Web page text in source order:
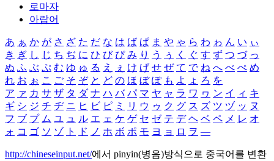
로마자
아랍어
あ ぁ か が さ ざ た だ な は ば ぱ ま や ゃ ら わ ゎ ん い ぃ
き ぎ し じ ち ぢ に ひ び ぴ み り う ぅ く ぐ す ず つ づ っ
ぬ ふ ぶ ぷ む ゆ ゅ る え ぇ け げ せ ぜ て で ね へ べ ぺ め
れ お ぉ こ ご そ ぞ と ど の ほ ぼ ぽ も よ ょ ろ を
ア ァ カ サ ザ タ ダ ナ ハ バ パ マ ヤ ャ ラ ワ ヮ ン イ ィ キ
ギ シ ジ チ ヂ ニ ヒ ビ ピ ミ リ ウ ゥ ク グ ス ズ ツ ヅ ッ ヌ
フ ブ プ ム ユ ュ ル エ ェ ケ ゲ セ ゼ テ デ ヘ ベ ペ メ レ オ
ォ コ ゴ ソ ゾ ト ド ノ ホ ボ ポ モ ヨ ョ ロ ヲ ―
http://chineseinput.net/에서 pinyin(병음)방식으로 중국어를 변환